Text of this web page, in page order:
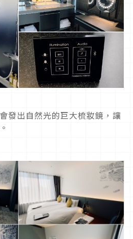
發出自然光的巨大梳妝鏡，讓